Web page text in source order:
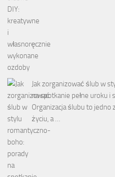
Jak zorganizować ślub w
na spotkanie pełne uroku i
Organizacja ślubu to jedno
życiu, a …